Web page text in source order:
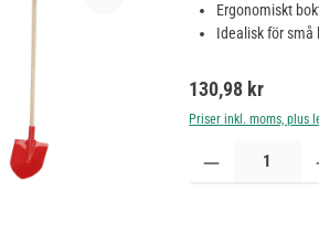
Ergonomiskt
Idealisk för små
Ordinarie pris:
130,98 kr
Priser inkl. moms, plus
Produktkvantitet: